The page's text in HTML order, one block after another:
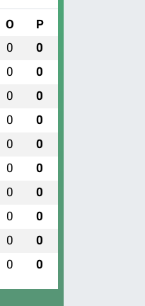
O P
0 0
0 0
0 0
0 0
0 0
0 0
0 0
0 0
0 0
0 0